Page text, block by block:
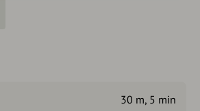
30 m, 5 min